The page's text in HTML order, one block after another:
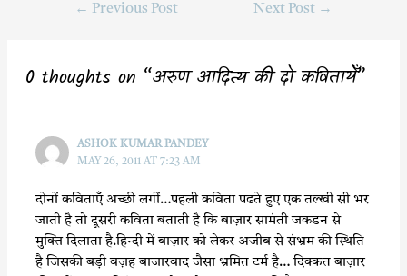
t
t
r
← Previous Post Next Post →
0 thoughts on “अरुण आदित्य की दो कवितायेँ”
ASHOK KUMAR PANDEY
MAY 26, 2011 AT 7:23 AM
दोनों कविताएँ अच्छी लगीं…पहली कविता पढते हुए एक तल्खी सी भर
जाती है तो दूसरी कविता बताती है कि बाज़ार सामंती जकडन से
मुक्ति दिलाता है.हिन्दी में बाज़ार को लेकर अजीब से संभ्रम की स्थिति
है जिसकी बड़ी वज़ह बाजारवाद जैसा भ्रमित टर्म है… दिक्कत बाज़ार